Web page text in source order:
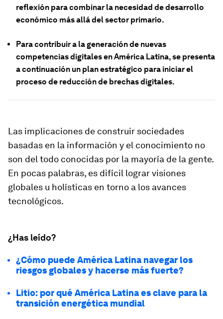
reflexión para combinar la necesidad de desarrollo
económico más allá del sector primario.
Para contribuir a la generación de nuevas
competencias digitales en América Latina, se presenta
a continuación un plan estratégico para iniciar el
proceso de reducción de brechas digitales.
Las implicaciones de construir sociedades
basadas en la información y el conocimiento no
son del todo conocidas por la mayoría de la gente.
En pocas palabras, es difícil lograr visiones
globales u holísticas en torno a los avances
tecnológicos.
¿Has leído?
¿Cómo puede América Latina navegar los
riesgos globales y hacerse más fuerte?
Litio: por qué América Latina es clave para la
transición energética mundial